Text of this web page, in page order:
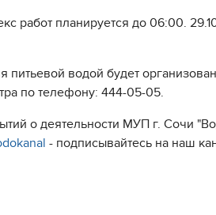
работ планируется до 06:00.
водой будет
по телефону: 444-05-05.
о деятельности МУП г. Сочи
- подписывайтесь на наш